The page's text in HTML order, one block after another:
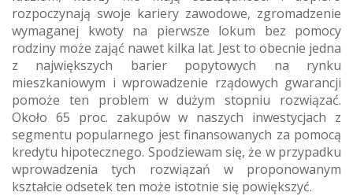
rozpoczynają swoje kariery zawodowe, zgromadzenie
wymaganej kwoty na pierwsze lokum bez pomocy
rodziny może zająć nawet kilka lat. Jest to obecnie jedna
z największych barier popytowych na rynku
mieszkaniowym i wprowadzenie rządowych gwarancji
pomoże ten problem w dużym stopniu rozwiązać.
Około 65 proc. zakupów w naszych inwestycjach z
segmentu popularnego jest finansowanych za pomocą
kredytu hipotecznego. Spodziewam się, że w przypadku
wprowadzenia tych rozwiązań w proponowanym
kształcie odsetek ten może istotnie się powiększyć.